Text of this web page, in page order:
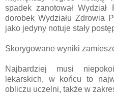
spadek zanotował Wydział
dorobek Wydziału Zdrowia
jako jedyny notuje stały
Skorygowane wyniki
Najbardziej musi
lekarskich, w końcu to
obliczu uczelni, także w